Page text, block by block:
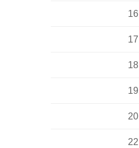
16
17
18
19
20
22